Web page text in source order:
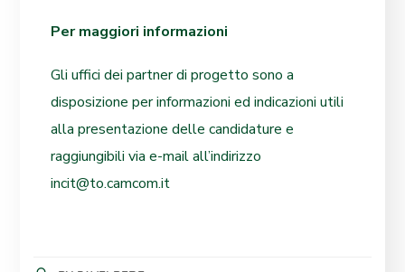
Per maggiori informazioni
Gli uffici dei partner di progetto sono a
disposizione per informazioni ed indicazioni utili
alla presentazione delle candidature e
raggiungibili via e-mail all’indirizzo
incit@to.camcom.it